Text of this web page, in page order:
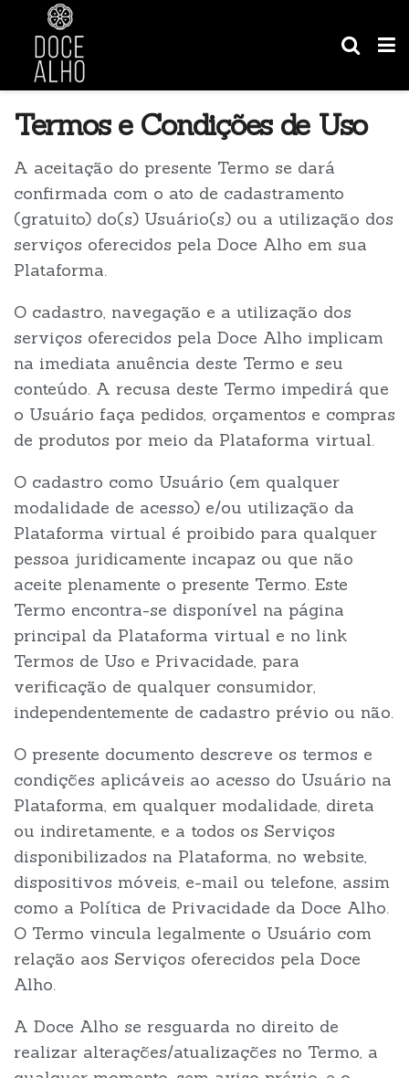
Termos e Condições de Uso
A aceitação do presente Termo se dará
confirmada com o ato de cadastramento
(gratuito) do(s) Usuário(s) ou a utilização dos
serviços oferecidos pela Doce Alho em sua
Plataforma.
O cadastro, navegação e a utilização dos
serviços oferecidos pela Doce Alho implicam
na imediata anuência deste Termo e seu
conteúdo. A recusa deste Termo impedirá que
o Usuário faça pedidos, orçamentos e compras
de produtos por meio da Plataforma virtual.
O cadastro como Usuário (em qualquer
modalidade de acesso) e/ou utilização da
Plataforma virtual é proibido para qualquer
pessoa juridicamente incapaz ou que não
aceite plenamente o presente Termo. Este
Termo encontra-se disponível na página
principal da Plataforma virtual e no link
Termos de Uso e Privacidade, para
verificação de qualquer consumidor,
independentemente de cadastro prévio ou não.
O presente documento descreve os termos e
condições aplicáveis ao acesso do Usuário na
Plataforma, em qualquer modalidade, direta
ou indiretamente, e a todos os Serviços
disponibilizados na Plataforma, no website,
dispositivos móveis, e-mail ou telefone, assim
como a Política de Privacidade da Doce Alho.
O Termo vincula legalmente o Usuário com
relação aos Serviços oferecidos pela Doce
Alho.
A Doce Alho se resguarda no direito de
realizar alterações/atualizações no Termo, a